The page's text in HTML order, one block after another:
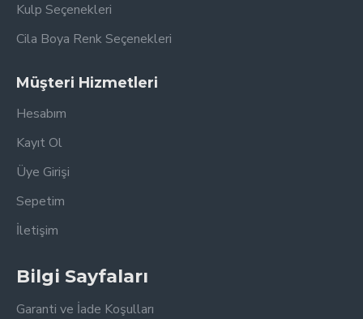
Kulp Seçenekleri
Cila Boya Renk Seçenekleri
Müşteri Hizmetleri
Hesabım
Kayıt Ol
Üye Girişi
Sepetim
İletişim
Bilgi Sayfaları
Garanti ve İade Koşulları